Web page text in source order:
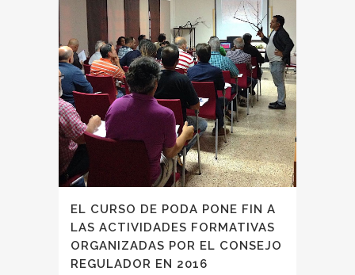
EL CURSO DE PODA PONE FIN A
LAS ACTIVIDADES FORMATIVAS
ORGANIZADAS POR EL CONSEJO
REGULADOR EN 2016